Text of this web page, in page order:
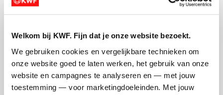
Welkom bij KWF. Fijn dat je onze website bezoekt.
We gebruiken cookies en vergelijkbare technieken om
onze website goed te laten werken, het gebruik van onze
website en campagnes te analyseren en — met jouw
toestemming — voor marketingdoeleinden. Met jouw
Xanne Tess's badges